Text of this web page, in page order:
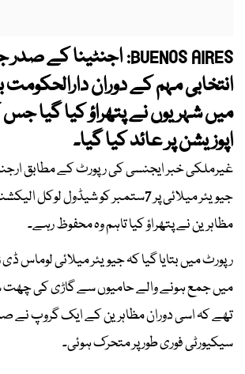
BUENOS AIRES: اجنٹینا کے صدر
انتخابی مہم کے دوران
میں شہریوں نے پتھراؤ کیا گیا جس
اپوزیشن پر عائد کیا گیا۔
غیرملکی خبر ایجنسی کی رپورٹ کے مطابق
جیویئر میلائی پر 7ستمبر کو شیڈول
مظاہرین نے پتھراؤ کیا تاہم وہ محفوظ رہے۔
رپورٹ میں بتایا گیا کہ جیویئر میلائی لوماس
میں جمع ہونے والے حامیوں سے گاڑی کی
تھے کہ اسی دوران مظاہرین کے ایک گروپ نے صدر
سیکیورٹی فوری طور پر متحرک ہوئی۔